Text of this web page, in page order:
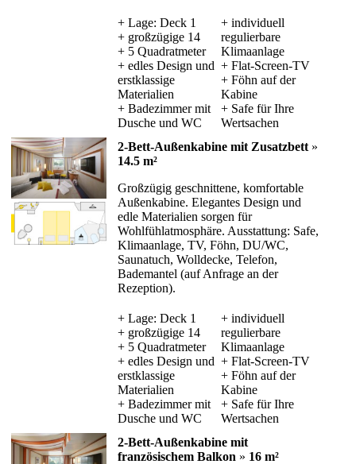
+ Lage: Deck 1
+ großzügige 14
+ 5 Quadratmeter
+ edles Design und
erstklassige
Materialien
+ Badezimmer mit
Dusche und WC
+ individuell
regulierbare
Klimaanlage
+ Flat-Screen-TV
+ Föhn auf der
Kabine
+ Safe für Ihre
Wertsachen
2-Bett-Außenkabine mit Zusatzbett »
14.5 m²
Großzügig geschnittene, komfortable
Außenkabine. Elegantes Design und
edle Materialien sorgen für
Wohlfühlatmosphäre. Ausstattung: Safe,
Klimaanlage, TV, Föhn, DU/WC,
Saunatuch, Wolldecke, Telefon,
Bademantel (auf Anfrage an der
Rezeption).
+ Lage: Deck 1
+ großzügige 14
+ 5 Quadratmeter
+ edles Design und
erstklassige
Materialien
+ Badezimmer mit
Dusche und WC
+ individuell
regulierbare
Klimaanlage
+ Flat-Screen-TV
+ Föhn auf der
Kabine
+ Safe für Ihre
Wertsachen
2-Bett-Außenkabine mit
französischem Balkon » 16 m²